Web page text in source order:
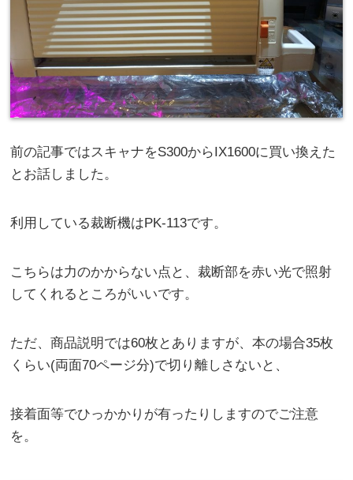
前の記事ではスキャナをS300からIX1600に買い換えた
とお話しました。
利用している裁断機はPK-113です。
こちらは力のかからない点と、裁断部を赤い光で照射
してくれるところがいいです。
ただ、商品説明では60枚とありますが、本の場合35枚
くらい(両面70ページ分)で切り離しさないと、
接着面等でひっかかりが有ったりしますのでご注意
を。